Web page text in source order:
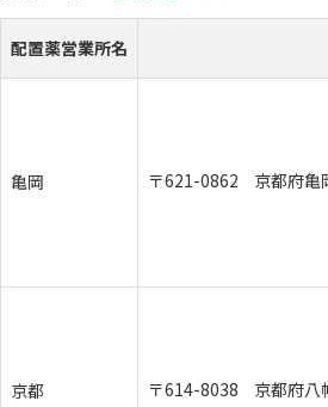
配置薬営業所名
亀岡 〒621-0862 京都府亀
京都 〒614-8038 京都府八